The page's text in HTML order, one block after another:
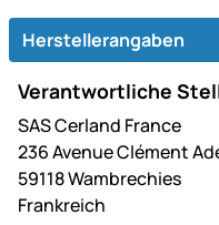
Herstellerangaben
Verantwortliche
SAS Cerland France
236 Avenue Clément
59118 Wambrechies
Frankreich